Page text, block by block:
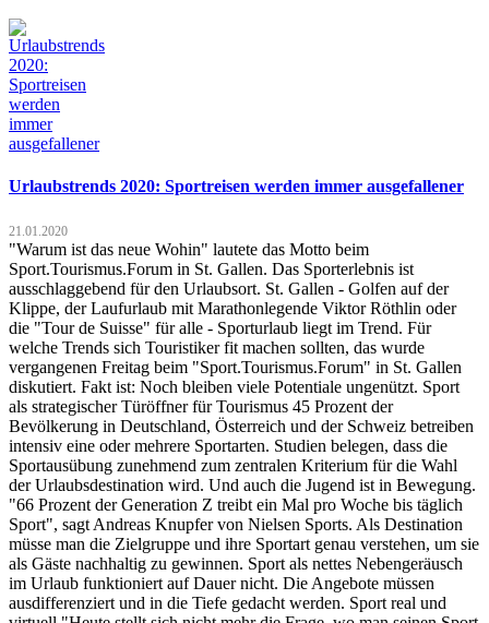
Urlaubstrends 2020: Sportreisen werden immer ausgefallener
21.01.2020
"Warum ist das neue Wohin" lautete das Motto beim
Sport.Tourismus.Forum in St. Gallen. Das Sporterlebnis ist
ausschlaggebend für den Urlaubsort. St. Gallen - Golfen auf der
Klippe, der Laufurlaub mit Marathonlegende Viktor Röthlin oder
die "Tour de Suisse" für alle - Sporturlaub liegt im Trend. Für
welche Trends sich Touristiker fit machen sollten, das wurde
vergangenen Freitag beim "Sport.Tourismus.Forum" in St. Gallen
diskutiert. Fakt ist: Noch bleiben viele Potentiale ungenützt. Sport
als strategischer Türöffner für Tourismus 45 Prozent der
Bevölkerung in Deutschland, Österreich und der Schweiz betreiben
intensiv eine oder mehrere Sportarten. Studien belegen, dass die
Sportausübung zunehmend zum zentralen Kriterium für die Wahl
der Urlaubsdestination wird. Und auch die Jugend ist in Bewegung.
"66 Prozent der Generation Z treibt ein Mal pro Woche bis täglich
Sport", sagt Andreas Knupfer von Nielsen Sports. Als Destination
müsse man die Zielgruppe und ihre Sportart genau verstehen, um sie
als Gäste nachhaltig zu gewinnen. Sport als nettes Nebengeräusch
im Urlaub funktioniert auf Dauer nicht. Die Angebote müssen
ausdifferenziert und in die Tiefe gedacht werden. Sport real und